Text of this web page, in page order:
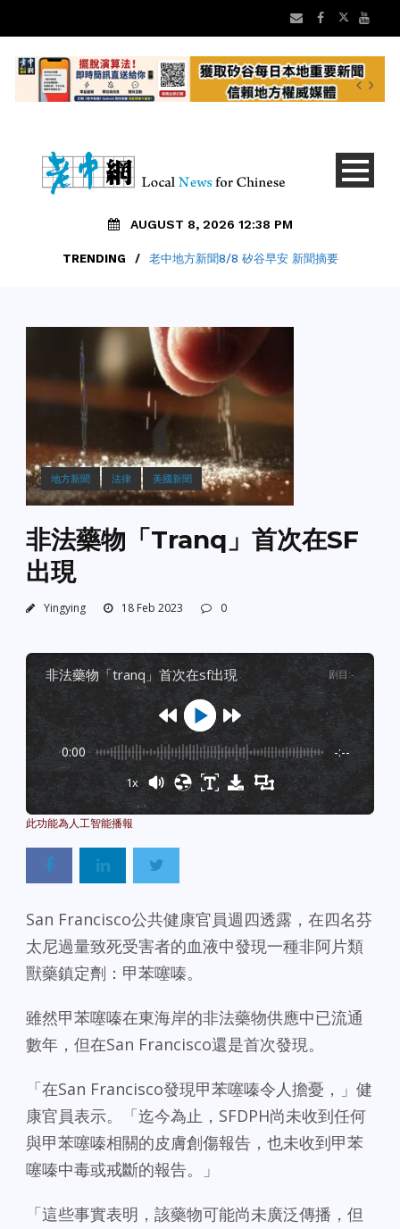
AUGUST 8, 2026 12:38 PM
TRENDING / 老中地方新聞8/8 矽谷早安 新聞摘要
地方新聞 法律 美國新聞
非法藥物「Tranq」首次在SF
出現
Yingying 18 Feb 2023 0
非法藥物「tranq」首次在sf出現 剧目 :-
0:00 -:--
1x
San Francisco公共健康官員週四透露，在四名芬
太尼過量致死受害者的血液中發現一種非阿片類
獸藥鎮定劑：甲苯噻嗪。
雖然甲苯噻嗪在東海岸的非法藥物供應中已流通
數年，但在San Francisco還是首次發現。
「在San Francisco發現甲苯噻嗪令人擔憂，」健
康官員表示。「迄今為止，SFDPH尚未收到任何
與甲苯噻嗪相關的皮膚創傷報告，也未收到甲苯
噻嗪中毒或戒斷的報告。」
「這些事實表明，該藥物可能尚未廣泛傳播，但